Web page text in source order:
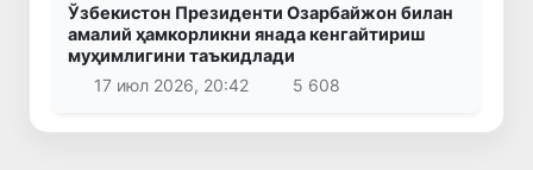
Ўзбекистон Президенти Озарбайжон билан
амалий ҳамкорликни янада кенгайтириш
муҳимлигини таъкидлади
17 июл 2026, 20:42
5 608